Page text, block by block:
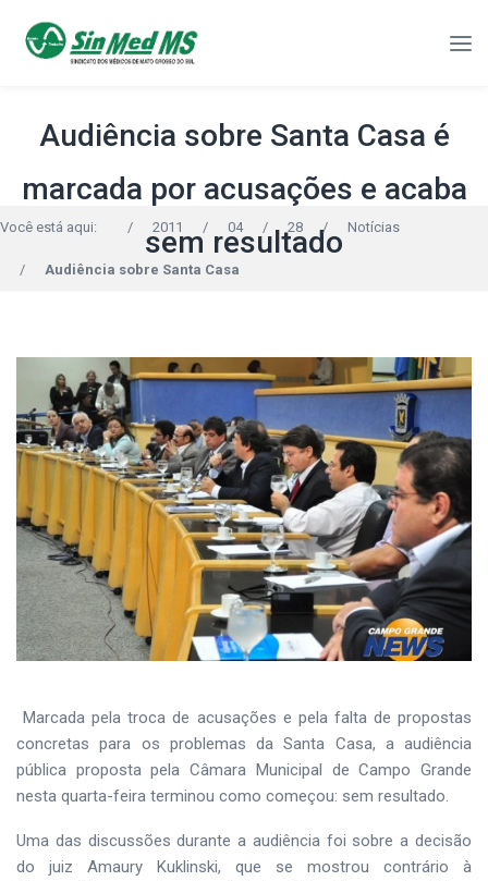
Audiência sobre Santa Casa é
marcada por acusações e acaba
sem resultado
Você está aqui: / 2011 / 04 / 28 / Notícias
/ Audiência sobre Santa Casa
Marcada pela troca de acusações e pela falta de propostas
concretas para os problemas da Santa Casa, a audiência
pública proposta pela Câmara Municipal de Campo Grande
nesta quarta-feira terminou como começou: sem resultado.
Uma das discussões durante a audiência foi sobre a decisão
do juiz Amaury Kuklinski, que se mostrou contrário à